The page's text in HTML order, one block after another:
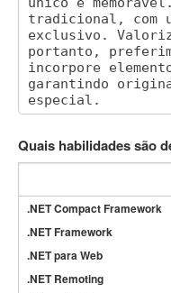
Quais habilidades são
.NET Compact Framework
.NET Framework
.NET para Web
.NET Remoting